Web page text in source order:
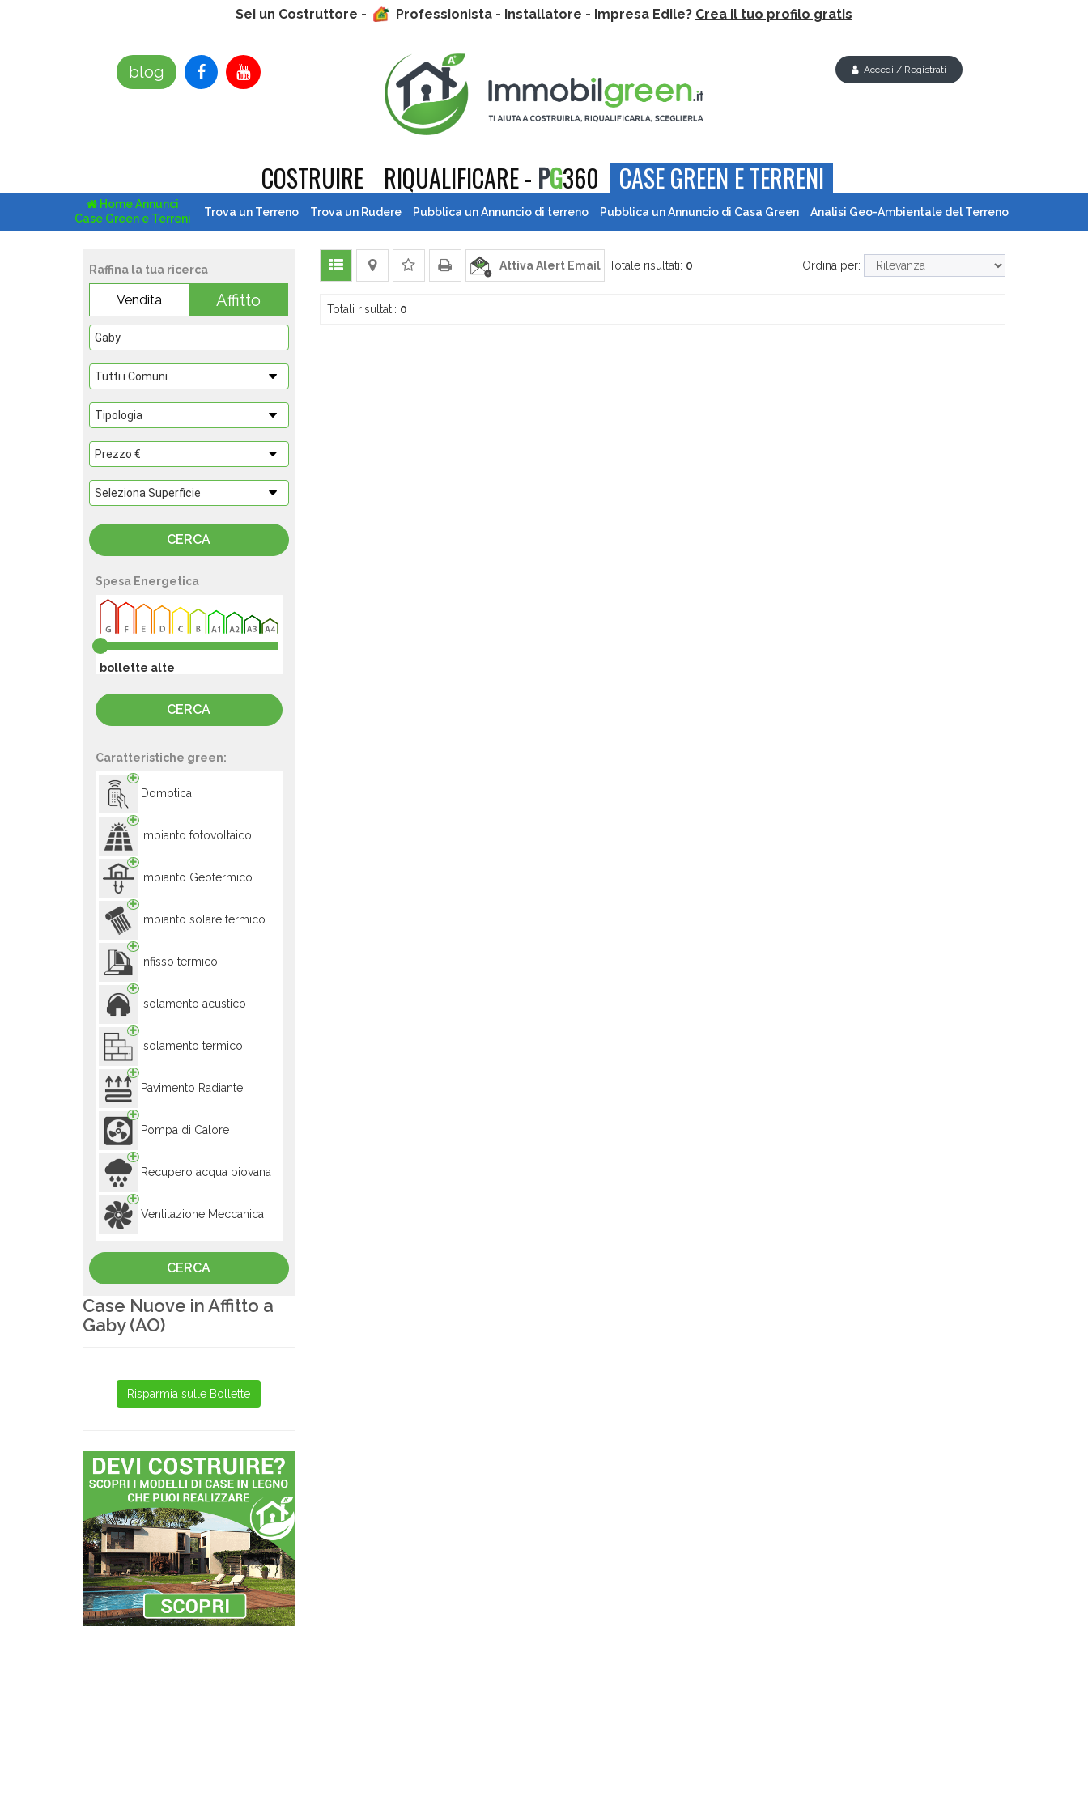
Sei un Costruttore - Professionista - Installatore - Impresa Edile? Crea il tuo profilo gratis
blog Accedi / Registrati
COSTRUIRE RIQUALIFICARE - PG360 CASE GREEN E TERRENI
Home Annunci
Case Green e Terreni
Trova un Terreno Trova un Rudere Pubblica un Annuncio di terreno Pubblica un Annuncio di Casa Green Analisi Geo-Ambientale del Terreno
Raffina la tua ricerca
Vendita Affitto
Spesa Energetica
bollette alte
Caratteristiche green:
Domotica
Impianto fotovoltaico
Impianto Geotermico
Impianto solare termico
Infisso termico
Isolamento acustico
Isolamento termico
Pavimento Radiante
Pompa di Calore
Recupero acqua piovana
Ventilazione Meccanica
Case Nuove in Affitto a
Gaby (AO)
Risparmia sulle Bollette
Attiva Alert Email Totale risultati: 0 Ordina per:
Totali risultati: 0